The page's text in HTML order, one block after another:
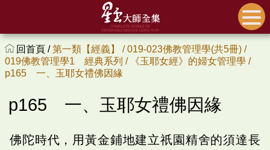
回首頁 /第一類【經義】 /019-023佛教管理學(共5冊) /
019佛教管理學1 經典系列 /
《玉耶女經》的婦女管理學 /
p165 一、玉耶女禮佛因緣
p165 一、玉耶女禮佛因緣
佛陀時代，用黃金鋪地建立祇園精舍的須達長